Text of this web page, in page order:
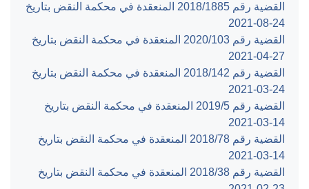
القضية رقم ‎1885‏/‎2018‏ المنعقدة في محكمة النقض بتاريخ
‎2021-08-24‏
القضية رقم ‎103‏/‎2020‏ المنعقدة في محكمة النقض بتاريخ
‎2021-04-27‏
القضية رقم ‎142‏/‎2018‏ المنعقدة في محكمة النقض بتاريخ
‎2021-03-24‏
القضية رقم ‎5‏/‎2019‏ المنعقدة في محكمة النقض بتاريخ
‎2021-03-14‏
القضية رقم ‎78‏/‎2018‏ المنعقدة في محكمة النقض بتاريخ
‎2021-03-14‏
القضية رقم ‎38‏/‎2018‏ المنعقدة في محكمة النقض بتاريخ